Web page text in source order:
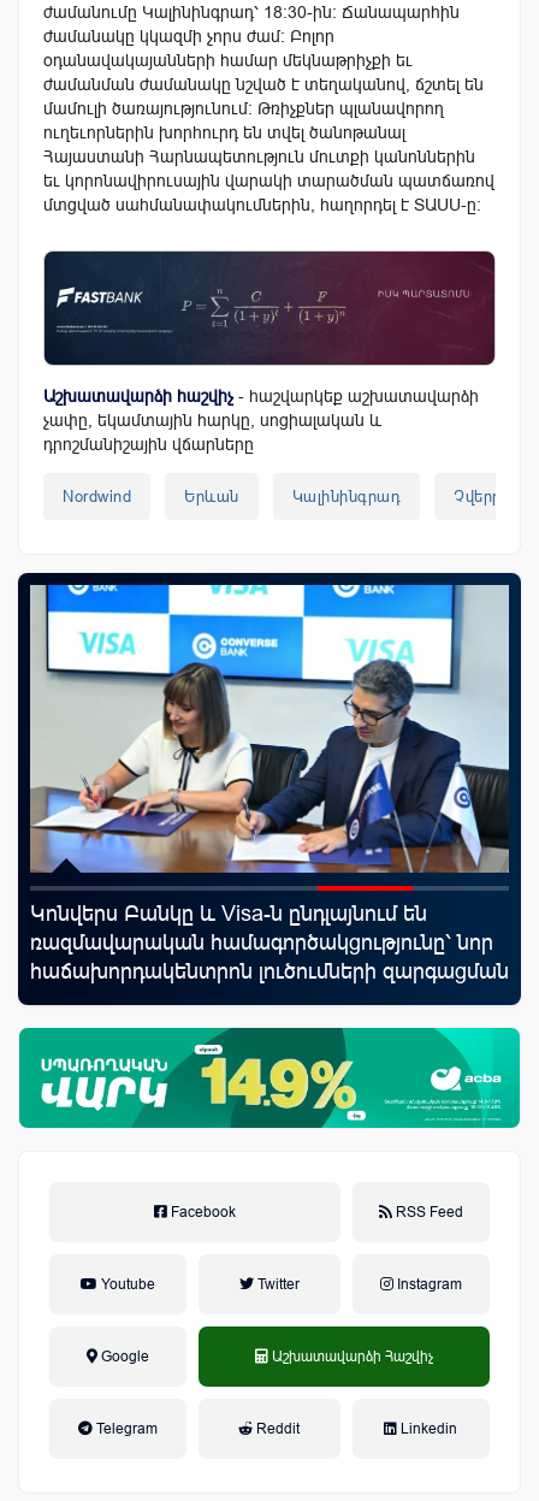
ժամանումը Կալինինգրադ՝ 18:30-ին: Ճանապարհին
ժամանակը կկազմի չորս ժամ: Բոլոր
օդանավակայանների համար մեկնաթրիչքի եւ
ժամանման ժամանակը նշված է տեղականով, ճշտել են
մամուլի ծառայությունում: Թռիչքներ պլանավորող
ուղեւորներին խորհուրդ են տվել ծանոթանալ
Հայաստանի Հարնապետություն մուտքի կանոններին
եւ կորոնավիրուսային վարակի տարածման պատճառով
մտցված սահմանափակումներին, հաղորդել է ՏԱՍՍ-ը:
Աշխատավարձի հաշվիչ - հաշվարկեք աշխատավարձի
չափը, եկամտային հարկը, սոցիալական և
դրոշմանիշային վճարները
Nordwind Երևան Կալինինգրադ Չվերթ
Կոնվերս Բանկը և Visa-ն ընդլայնում են
ռազմավարական համագործակցությունը՝ նոր
հաճախորդակենտրոն լուծումների զարգացման
նպատակով
Facebook RSS Feed
Youtube Twitter Instagram
Google Աշխատավարձի Հաշվիչ
Telegram Reddit Linkedin